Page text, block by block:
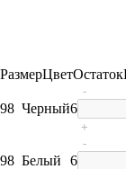
РазмерЦветОстаток
98 Черный6
-
+
98 Белый 6
-